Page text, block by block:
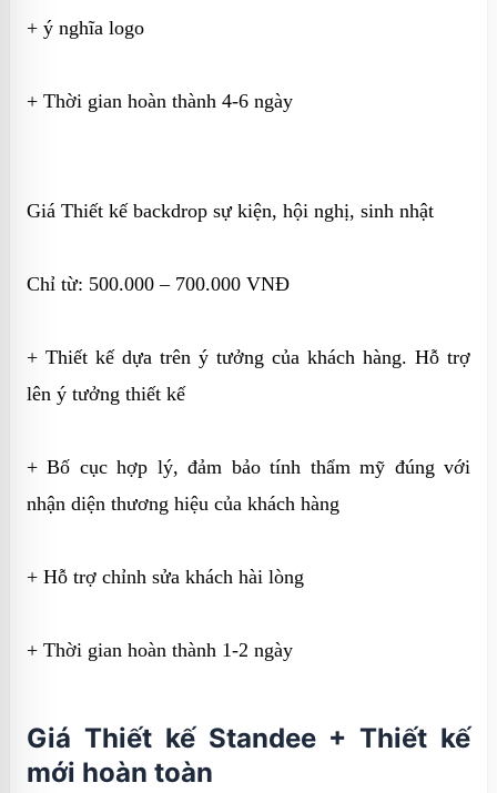
+ ý nghĩa logo
+ Thời gian hoàn thành 4-6 ngày
Giá Thiết kế backdrop sự kiện, hội nghị, sinh nhật
Chỉ từ: 500.000 – 700.000 VNĐ
+ Thiết kế dựa trên ý tưởng của khách hàng. Hỗ trợ
lên ý tưởng thiết kế
+ Bố cục hợp lý, đảm bảo tính thẩm mỹ đúng với
nhận diện thương hiệu của khách hàng
+ Hỗ trợ chỉnh sửa khách hài lòng
+ Thời gian hoàn thành 1-2 ngày
Giá Thiết kế Standee + Thiết kế
mới hoàn toàn